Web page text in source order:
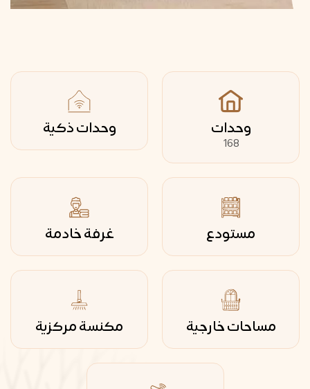
وحدات
168
وحدات ذكية
مستودع غرفة خادمة
مساحات خارجية مكنسة مركزية